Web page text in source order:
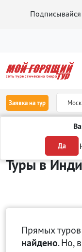
Заявка на тур
Да
Туры в
Прямых
найдено. Но,